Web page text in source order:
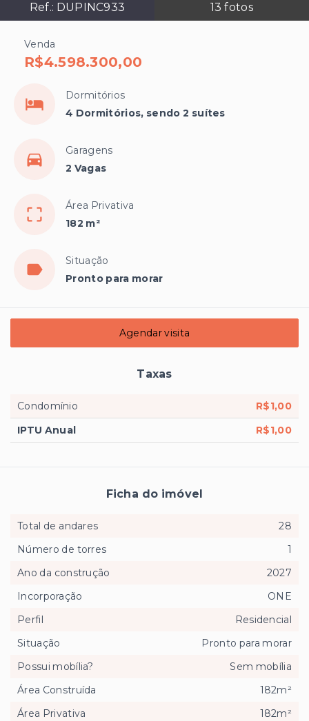
Ref.: DUPINC933 13 fotos
Venda
R$4.598.300,00
Dormitórios
4 Dormitórios, sendo 2 suítes
Garagens
2 Vagas
Área Privativa
182 m²
Situação
Pronto para morar
Agendar visita
Taxas
Condomínio
R$1,00
IPTU Anual
R$1,00
Ficha do imóvel
Total de andares
28
Número de torres
1
Ano da construção
2027
Incorporação
ONE
Perfil
Residencial
Situação
Pronto para morar
Possui mobília?
Sem mobília
Área Construída
182m²
Área Privativa
182m²